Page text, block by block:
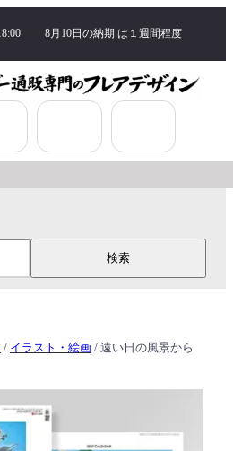
8月10日の納期 は １週間程度
検索
/ イラスト・絵画 / 遠い日の風景から